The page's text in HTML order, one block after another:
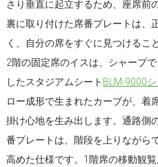
さり垂直に起立するため、座席前
裏に取り付けた席番プレートは、
く、自分の席をすぐに見つけるこ
2階の固定席のイスは、シャープ
したスタジアムシート BLM-9000
ロー成形で生まれたカーブが、着
掛け心地を生み出します。通路側
番プレートは、階段を上りながら
高めた仕様です。1階席の移動観